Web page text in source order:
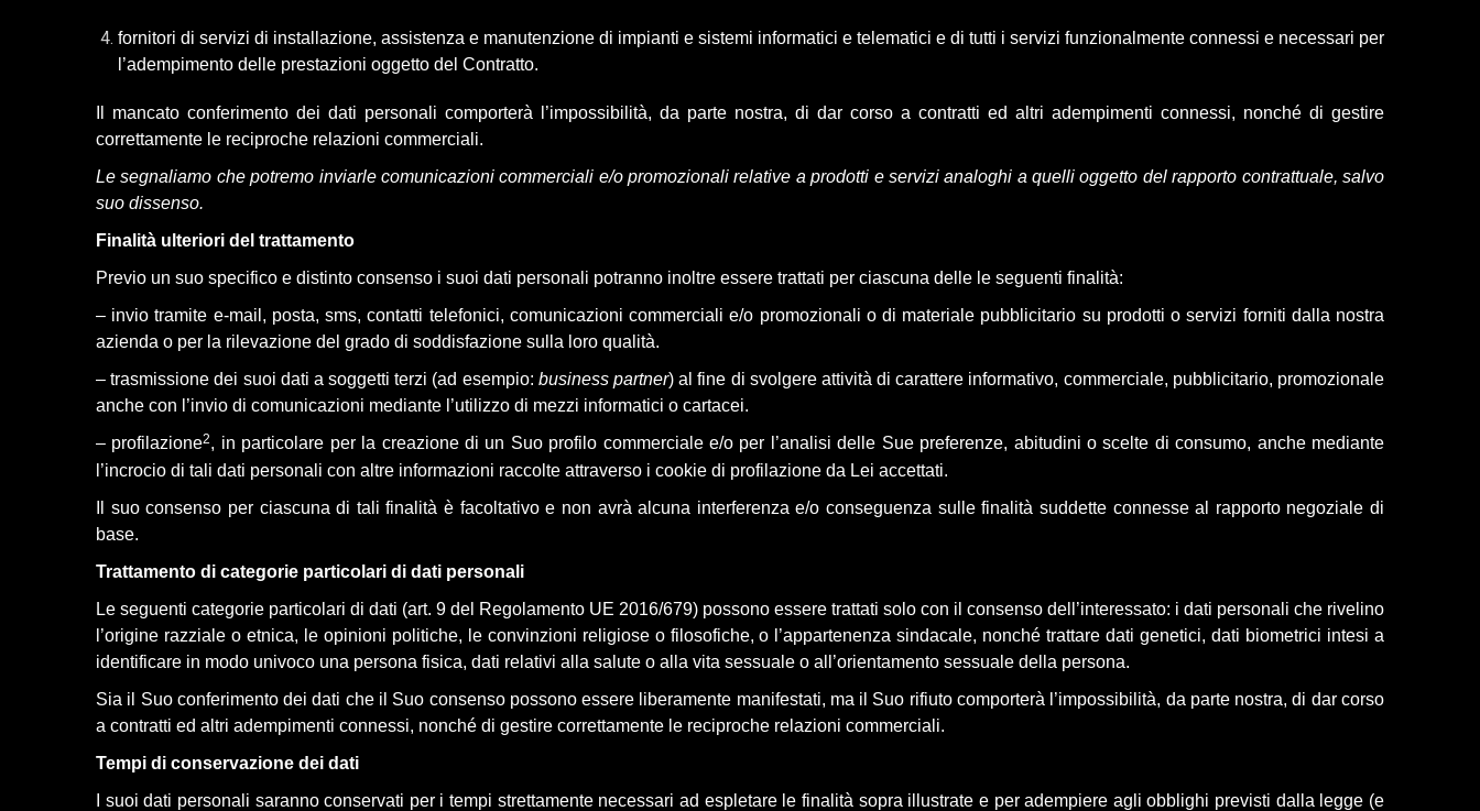
fornitori di servizi di installazione, assistenza e manutenzione di impianti e sistemi informatici e telematici e di tutti i servizi funzionalmente connessi e necessari per
l’adempimento delle prestazioni oggetto del Contratto.
Il mancato conferimento dei dati personali comporterà l’impossibilità, da parte nostra, di dar corso a contratti ed altri adempimenti connessi, nonché di gestire
correttamente le reciproche relazioni commerciali.
Le segnaliamo che potremo inviarle comunicazioni commerciali e/o promozionali relative a prodotti e servizi analoghi a quelli oggetto del rapporto contrattuale, salvo
suo dissenso.
Finalità ulteriori del trattamento
Previo un suo specifico e distinto consenso i suoi dati personali potranno inoltre essere trattati per ciascuna delle le seguenti finalità:
– invio tramite e-mail, posta, sms, contatti telefonici, comunicazioni commerciali e/o promozionali o di materiale pubblicitario su prodotti o servizi forniti dalla nostra
azienda o per la rilevazione del grado di soddisfazione sulla loro qualità.
– trasmissione dei suoi dati a soggetti terzi (ad esempio: business partner) al fine di svolgere attività di carattere informativo, commerciale, pubblicitario, promozionale
anche con l’invio di comunicazioni mediante l’utilizzo di mezzi informatici o cartacei.
– profilazione2, in particolare per la creazione di un Suo profilo commerciale e/o per l’analisi delle Sue preferenze, abitudini o scelte di consumo, anche mediante
l’incrocio di tali dati personali con altre informazioni raccolte attraverso i cookie di profilazione da Lei accettati.
Il suo consenso per ciascuna di tali finalità è facoltativo e non avrà alcuna interferenza e/o conseguenza sulle finalità suddette connesse al rapporto negoziale di
base.
Trattamento di categorie particolari di dati personali
Le seguenti categorie particolari di dati (art. 9 del Regolamento UE 2016/679) possono essere trattati solo con il consenso dell’interessato: i dati personali che rivelino
l’origine razziale o etnica, le opinioni politiche, le convinzioni religiose o filosofiche, o l’appartenenza sindacale, nonché trattare dati genetici, dati biometrici intesi a
identificare in modo univoco una persona fisica, dati relativi alla salute o alla vita sessuale o all’orientamento sessuale della persona.
Sia il Suo conferimento dei dati che il Suo consenso possono essere liberamente manifestati, ma il Suo rifiuto comporterà l’impossibilità, da parte nostra, di dar corso
a contratti ed altri adempimenti connessi, nonché di gestire correttamente le reciproche relazioni commerciali.
Tempi di conservazione dei dati
I suoi dati personali saranno conservati per i tempi strettamente necessari ad espletare le finalità sopra illustrate e per adempiere agli obblighi previsti dalla legge (e